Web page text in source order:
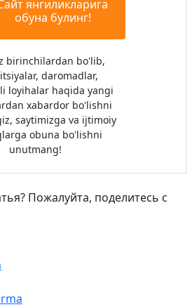
янгиликларига
обуна булинг!
birinchilardan bo'lib,
daromadlar,
loyihalar haqida yangi
xabardor bo'lishni
saytimizga va ijtimoiy
obuna bo'lishni
unutmang!
Пожалуйта, поделитесь с